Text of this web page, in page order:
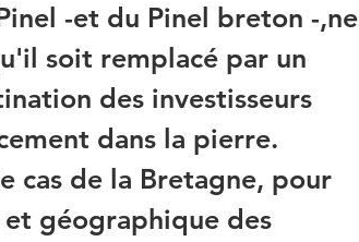
-et du Pinel breton -,ne
soit remplacé par un
des investisseurs
dans la pierre.
cas de la Bretagne, pour
géographique des